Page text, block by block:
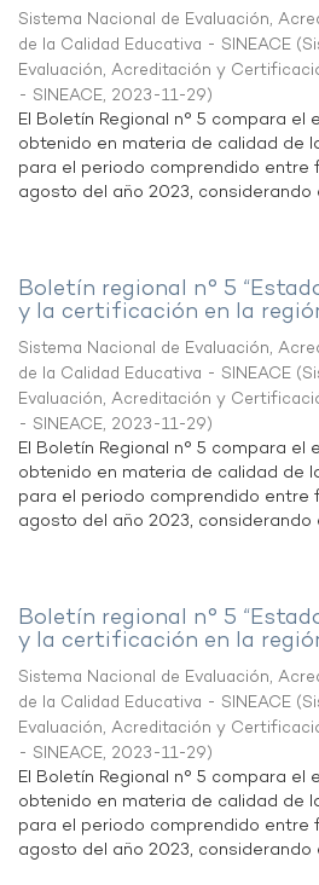
Sistema Nacional de Evaluación,
de la Calidad Educativa - SINEACE (
Evaluación, Acreditación y
- SINEACE, 2023-11-29)
El Boletín Regional n° 5 compara el
obtenido en materia de calidad de
para el periodo comprendido entre
agosto del año 2023, considerando
Boletín regional n° 5
y la certificación en la
Sistema Nacional de Evaluación,
de la Calidad Educativa - SINEACE (
Evaluación, Acreditación y
- SINEACE, 2023-11-29)
El Boletín Regional n° 5 compara el
obtenido en materia de calidad de
para el periodo comprendido entre
agosto del año 2023, considerando
Boletín regional n° 5
y la certificación en la
Sistema Nacional de Evaluación,
de la Calidad Educativa - SINEACE (
Evaluación, Acreditación y
- SINEACE, 2023-11-29)
El Boletín Regional n° 5 compara el
obtenido en materia de calidad de
para el periodo comprendido entre
agosto del año 2023, considerando